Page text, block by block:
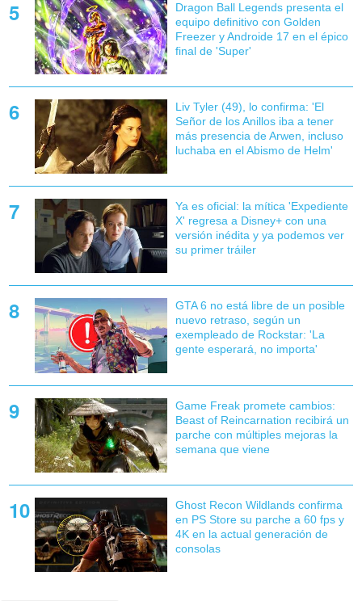
Dragon Ball Legends presenta el
equipo definitivo con Golden
Freezer y Androide 17 en el épico
final de 'Super'
Liv Tyler (49), lo confirma: 'El
Señor de los Anillos iba a tener
más presencia de Arwen, incluso
luchaba en el Abismo de Helm'
Ya es oficial: la mítica 'Expediente
X' regresa a Disney+ con una
versión inédita y ya podemos ver
su primer tráiler
GTA 6 no está libre de un posible
nuevo retraso, según un
exempleado de Rockstar: 'La
gente esperará, no importa'
Game Freak promete cambios:
Beast of Reincarnation recibirá un
parche con múltiples mejoras la
semana que viene
Ghost Recon Wildlands confirma
en PS Store su parche a 60 fps y
4K en la actual generación de
consolas